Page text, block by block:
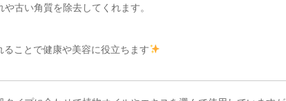
古い角質を除去してくれます。
ることで健康や美容に役立ちます